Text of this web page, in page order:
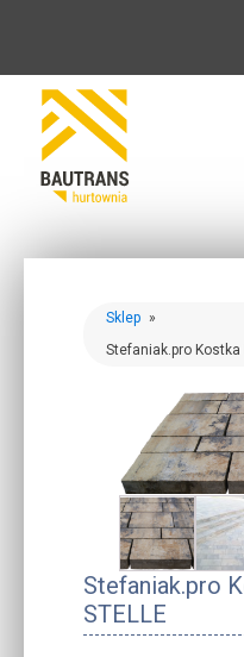
Sklep »
Stefaniak.pro Kostka
Stefaniak.pro
STELLE